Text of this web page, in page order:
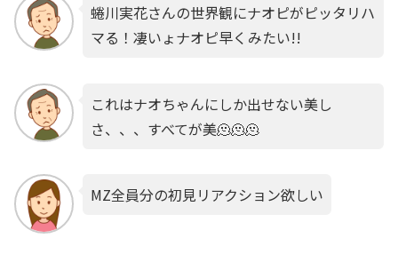
蜷川実花さんの世界観にナオピがピッタリハ
マる！凄いょナオピ早くみたい!!
これはナオちゃんにしか出せない美し
さ、、、すべてが美🫠🫠🫠
MZ全員分の初見リアクション欲しい